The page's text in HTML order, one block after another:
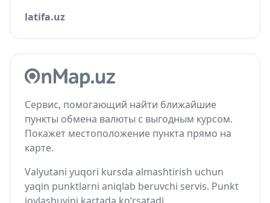
latifa.uz
Сервис, помогающий найти ближайшие
пункты обмена валюты с выгодным курсом.
Покажет местоположение пункта прямо на
карте.
Valyutani yuqori kursda almashtirish uchun
yaqin punktlarni aniqlab beruvchi servis. Punkt